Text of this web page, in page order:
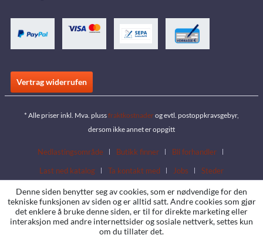
Vertrag widerrufen
* Alle priser inkl. Mva. plussfraktkostnaderog evtl. postoppkravsgebyr,
dersom ikke annet er oppgitt
Nedlastingsområde Butikk finner
Bli forhandler
Last ned katalog
Ta kontakt med Jobs Steder
Denne siden benytter seg av cookies, som er nødvendige for den
tekniske funksjonen av siden og er alltid satt. Andre cookies som gjør
det enklere å bruke denne siden, er til for direkte marketing eller
interaksjon med andre internettsider og sosiale nettverk, settes kun
om du tillater det.